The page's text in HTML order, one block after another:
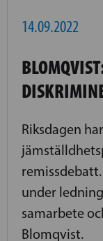
14.09.2022
Riksdagen
under
samarbete
Blomqvist.